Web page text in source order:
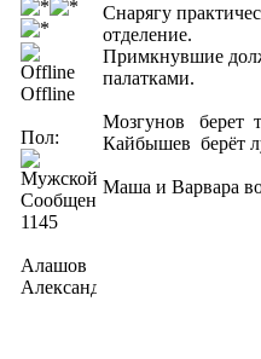
Offline
Пол:
Сообщений:
1145
Алашов
Александр
Снарягу
отделение.
Примкнувшие
палатками.
Мозгунов берет
Кайбышев берёт
Маша и Варвара